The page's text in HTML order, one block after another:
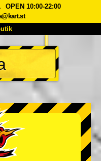
OPEN 10:00-22:00
Pris
Boka
Tokyo Akihabara#1